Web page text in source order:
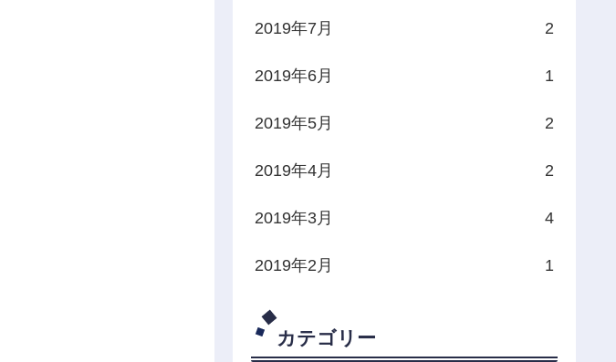
2019年7月 2
2019年6月 1
2019年5月 2
2019年4月 2
2019年3月 4
2019年2月 1
カテゴリー